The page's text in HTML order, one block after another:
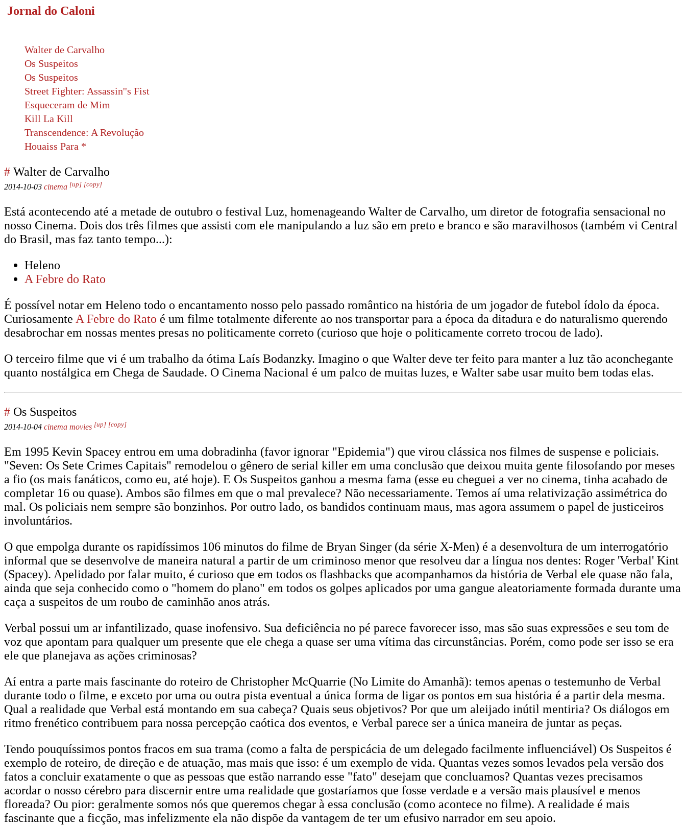
Jornal do Caloni
Walter de Carvalho
Os Suspeitos
Os Suspeitos
Street Fighter: Assassin''s Fist
Esqueceram de Mim
Kill La Kill
Transcendence: A Revolução
Houaiss Para *
# Walter de Carvalho
2014-10-03 cinema [up] [copy]
Está acontecendo até a metade de outubro o festival Luz, homenageando Walter de Carvalho, um diretor de fotografia sensacional no
nosso Cinema. Dois dos três filmes que assisti com ele manipulando a luz são em preto e branco e são maravilhosos (também vi Central
do Brasil, mas faz tanto tempo...):
Heleno
A Febre do Rato
É possível notar em Heleno todo o encantamento nosso pelo passado romântico na história de um jogador de futebol ídolo da época.
Curiosamente A Febre do Rato é um filme totalmente diferente ao nos transportar para a época da ditadura e do naturalismo querendo
desabrochar em nossas mentes presas no politicamente correto (curioso que hoje o politicamente correto trocou de lado).
O terceiro filme que vi é um trabalho da ótima Laís Bodanzky. Imagino o que Walter deve ter feito para manter a luz tão aconchegante
quanto nostálgica em Chega de Saudade. O Cinema Nacional é um palco de muitas luzes, e Walter sabe usar muito bem todas elas.
# Os Suspeitos
2014-10-04 cinema movies [up] [copy]
Em 1995 Kevin Spacey entrou em uma dobradinha (favor ignorar "Epidemia") que virou clássica nos filmes de suspense e policiais.
"Seven: Os Sete Crimes Capitais" remodelou o gênero de serial killer em uma conclusão que deixou muita gente filosofando por meses
a fio (os mais fanáticos, como eu, até hoje). E Os Suspeitos ganhou a mesma fama (esse eu cheguei a ver no cinema, tinha acabado de
completar 16 ou quase). Ambos são filmes em que o mal prevalece? Não necessariamente. Temos aí uma relativização assimétrica do
mal. Os policiais nem sempre são bonzinhos. Por outro lado, os bandidos continuam maus, mas agora assumem o papel de justiceiros
involuntários.
O que empolga durante os rapidíssimos 106 minutos do filme de Bryan Singer (da série X-Men) é a desenvoltura de um interrogatório
informal que se desenvolve de maneira natural a partir de um criminoso menor que resolveu dar a língua nos dentes: Roger 'Verbal' Kint
(Spacey). Apelidado por falar muito, é curioso que em todos os flashbacks que acompanhamos da história de Verbal ele quase não fala,
ainda que seja conhecido como o "homem do plano" em todos os golpes aplicados por uma gangue aleatoriamente formada durante uma
caça a suspeitos de um roubo de caminhão anos atrás.
Verbal possui um ar infantilizado, quase inofensivo. Sua deficiência no pé parece favorecer isso, mas são suas expressões e seu tom de
voz que apontam para qualquer um presente que ele chega a quase ser uma vítima das circunstâncias. Porém, como pode ser isso se era
ele que planejava as ações criminosas?
Aí entra a parte mais fascinante do roteiro de Christopher McQuarrie (No Limite do Amanhã): temos apenas o testemunho de Verbal
durante todo o filme, e exceto por uma ou outra pista eventual a única forma de ligar os pontos em sua história é a partir dela mesma.
Qual a realidade que Verbal está montando em sua cabeça? Quais seus objetivos? Por que um aleijado inútil mentiria? Os diálogos em
ritmo frenético contribuem para nossa percepção caótica dos eventos, e Verbal parece ser a única maneira de juntar as peças.
Tendo pouquíssimos pontos fracos em sua trama (como a falta de perspicácia de um delegado facilmente influenciável) Os Suspeitos é
exemplo de roteiro, de direção e de atuação, mas mais que isso: é um exemplo de vida. Quantas vezes somos levados pela versão dos
fatos a concluir exatamente o que as pessoas que estão narrando esse "fato" desejam que concluamos? Quantas vezes precisamos
acordar o nosso cérebro para discernir entre uma realidade que gostaríamos que fosse verdade e a versão mais plausível e menos
floreada? Ou pior: geralmente somos nós que queremos chegar à essa conclusão (como acontece no filme). A realidade é mais
fascinante que a ficção, mas infelizmente ela não dispõe da vantagem de ter um efusivo narrador em seu apoio.